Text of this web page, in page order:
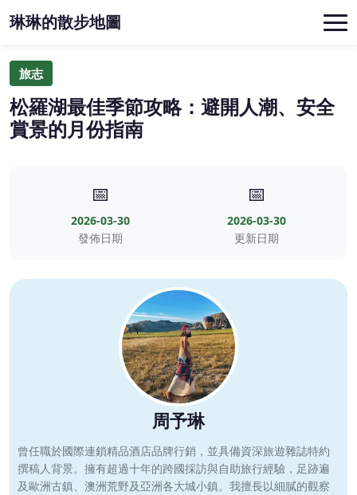
琳琳的散步地圖
旅志
松羅湖最佳季節攻略：避開人潮、安全
賞景的月份指南
📅
2026-03-30
發佈日期
📅
2026-03-30
更新日期
周予琳
曾任職於國際連鎖精品酒店品牌行銷，並具備資深旅遊雜誌特約
撰稿人背景。擁有超過十年的跨國採訪與自助旅行經驗，足跡遍
及歐洲古鎮、澳洲荒野及亞洲各大城小鎮。我擅長以細膩的觀察